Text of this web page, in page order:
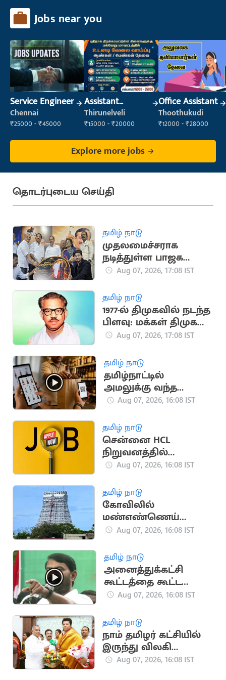
Jobs near you
Service Engineer
Chennai
₹25000 - ₹45000
Assistant
Manager
Thirunelveli
₹15000 - ₹20000
Office Assistant
Thoothukudi
₹12000 - ₹28000
Explore more jobs
தொடர்புடைய செய்தி
தமிழ் நாடு
முதலமைச்சராக
நடித்துள்ள பாஜக
மூத்த தலைவர்
Aug 07, 2026, 17:08 IST
தமிழ் நாடு
1977-ல் திமுகவில் நடந்த
பிளவு: மக்கள் திமுக
உருவான வரலாறு!
Aug 07, 2026, 17:08 IST
தமிழ் நாடு
தமிழ்நாட்டில்
அமலுக்கு வந்த
ஆன்லைன் மது
தகவல்
Aug 07, 2026, 16:08 IST
தமிழ் நாடு
சென்னை HCL
நிறுவனத்தில்
வேலைவாய்ப்பு:
நேர்முகத் தேர்வு!
Aug 07, 2026, 16:08 IST
தமிழ் நாடு
கோவிலில்
மண்எண்ணெய்
ஊற்றி தீக்குளித்த
அதிர்ஷ்டவசமாக உயிர்
பிழைத்தார்
Aug 07, 2026, 16:08 IST
தமிழ் நாடு
அனைத்துக்கட்சி
கூட்டத்தை கூட்ட
வேண்டும்.. சீமான்
Aug 07, 2026, 16:08 IST
தமிழ் நாடு
நாம் தமிழர் கட்சியில்
இருந்து விலகி
தவெகவில் இணைந்த
Aug 07, 2026, 16:08 IST